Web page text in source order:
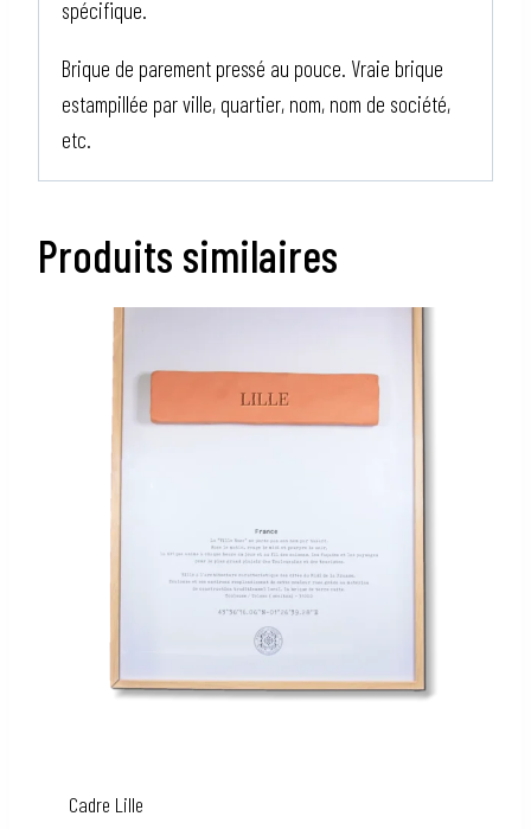
spécifique.
Brique de parement pressé au pouce. Vraie brique
estampillée par ville, quartier, nom, nom de société,
etc.
Produits similaires
Cadre Lille